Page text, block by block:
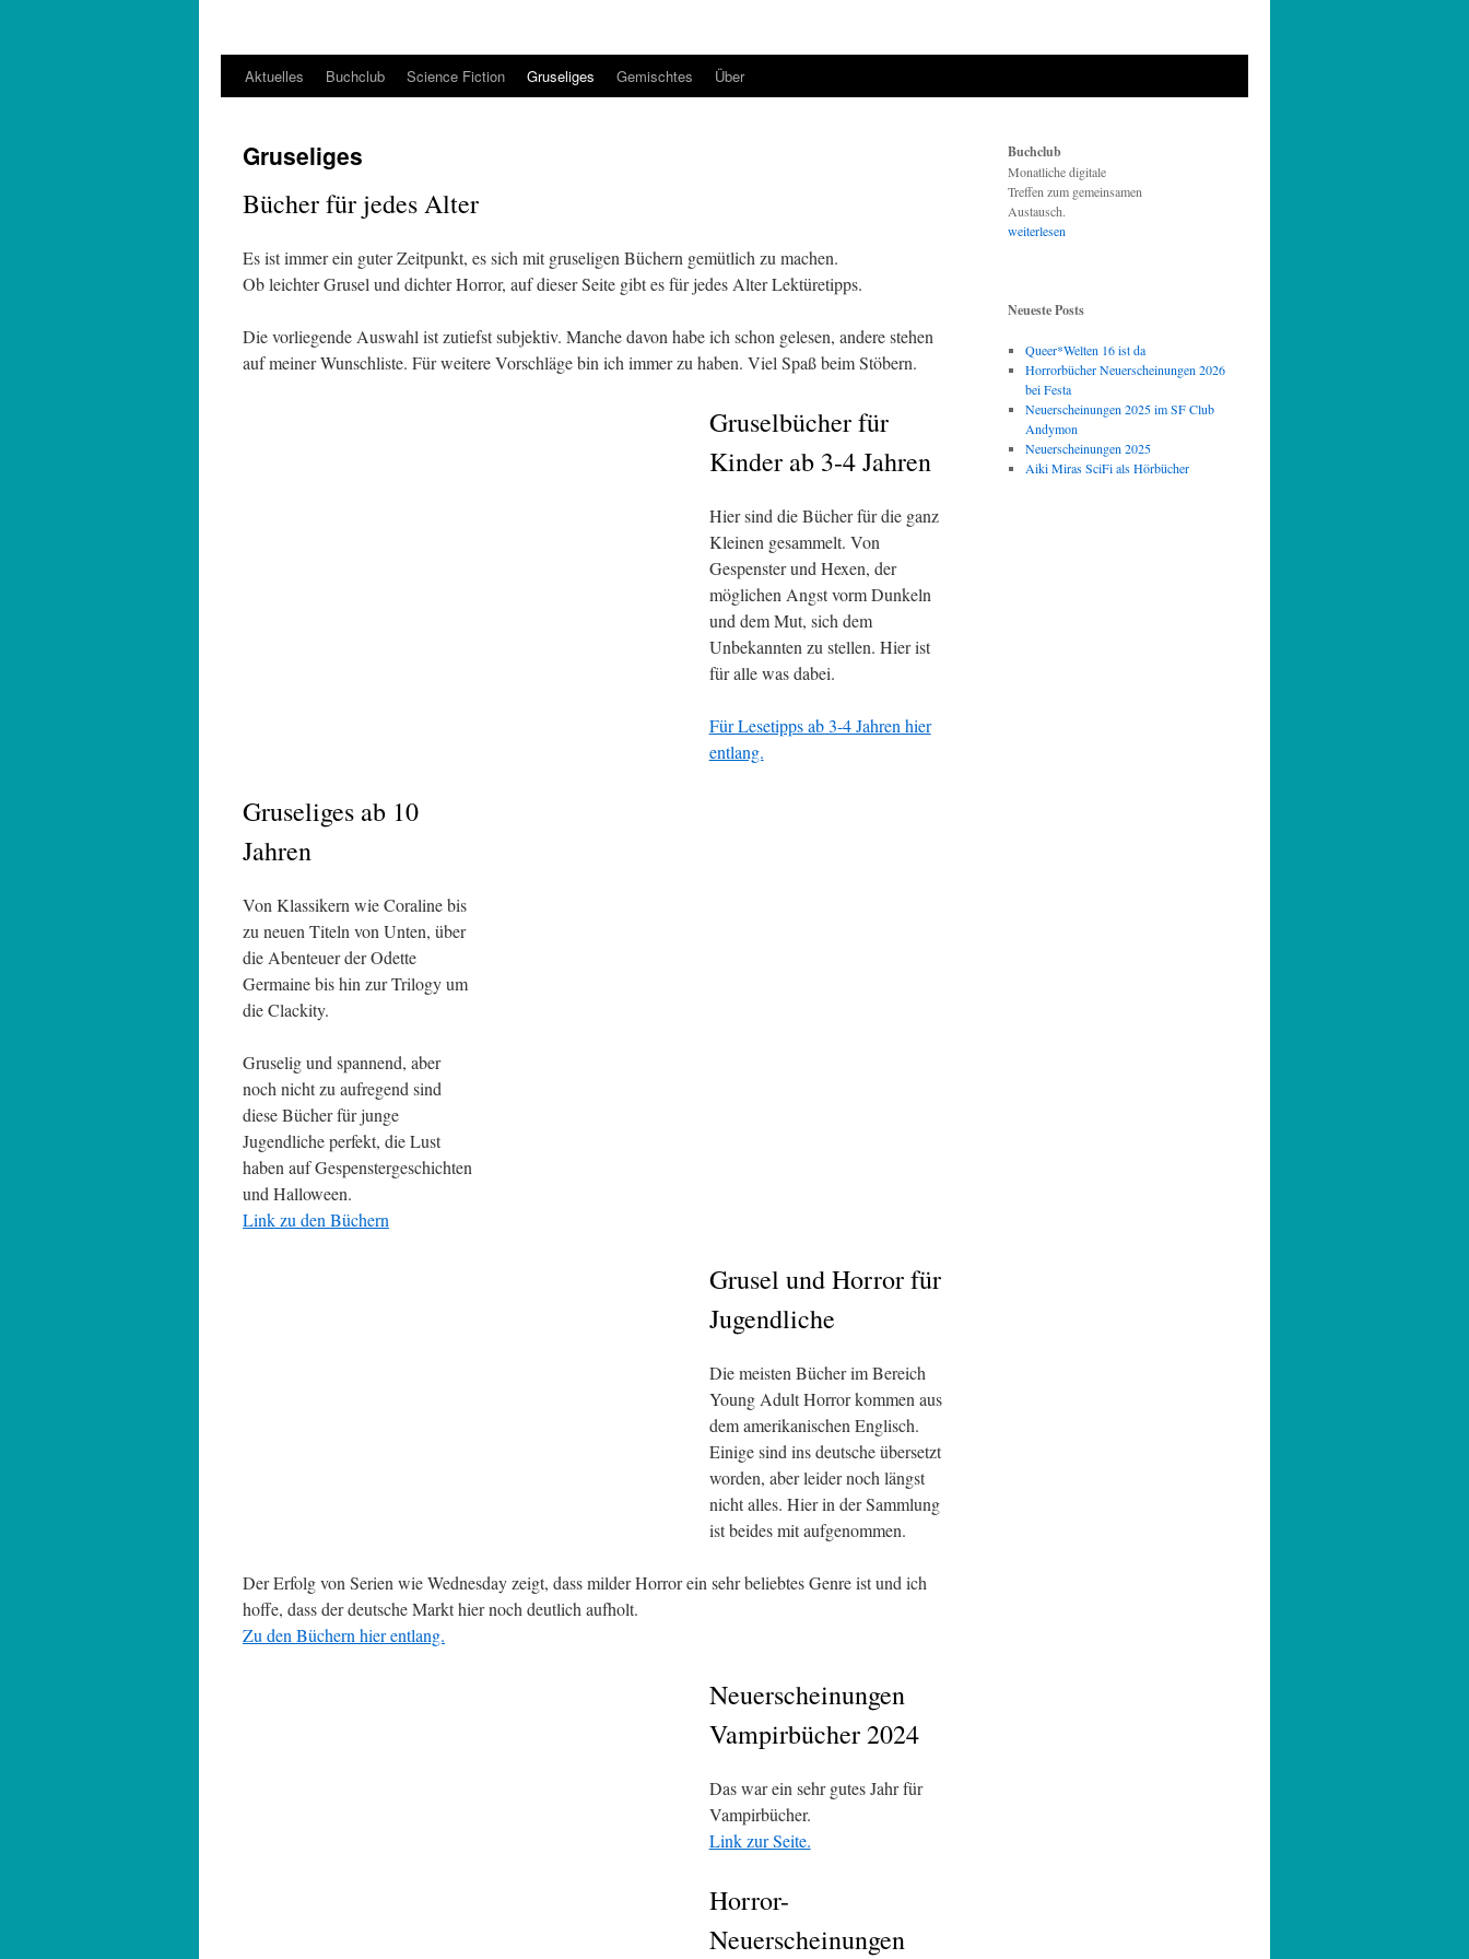
Aktuelles Buchclub Science Fiction Gruseliges Gemischtes Über
Gruseliges
Bücher für jedes Alter
Es ist immer ein guter Zeitpunkt, es sich mit gruseligen Büchern gemütlich zu machen.
Ob leichter Grusel und dichter Horror, auf dieser Seite gibt es für jedes Alter Lektüretipps.
Die vorliegende Auswahl ist zutiefst subjektiv. Manche davon habe ich schon gelesen, andere stehen
auf meiner Wunschliste. Für weitere Vorschläge bin ich immer zu haben. Viel Spaß beim Stöbern.
Gruselbücher für
Kinder ab 3-4 Jahren
Hier sind die Bücher für die ganz
Kleinen gesammelt. Von
Gespenster und Hexen, der
möglichen Angst vorm Dunkeln
und dem Mut, sich dem
Unbekannten zu stellen. Hier ist
für alle was dabei.
Für Lesetipps ab 3-4 Jahren hier
entlang.
Gruseliges ab 10
Jahren
Von Klassikern wie Coraline bis
zu neuen Titeln von Unten, über
die Abenteuer der Odette
Germaine bis hin zur Trilogy um
die Clackity.
Gruselig und spannend, aber
noch nicht zu aufregend sind
diese Bücher für junge
Jugendliche perfekt, die Lust
haben auf Gespenstergeschichten
und Halloween.
Link zu den Büchern
Grusel und Horror für
Jugendliche
Die meisten Bücher im Bereich
Young Adult Horror kommen aus
dem amerikanischen Englisch.
Einige sind ins deutsche übersetzt
worden, aber leider noch längst
nicht alles. Hier in der Sammlung
ist beides mit aufgenommen.
Der Erfolg von Serien wie Wednesday zeigt, dass milder Horror ein sehr beliebtes Genre ist und ich
hoffe, dass der deutsche Markt hier noch deutlich aufholt.
Zu den Büchern hier entlang.
Neuerscheinungen
Vampirbücher 2024
Das war ein sehr gutes Jahr für
Vampirbücher.
Link zur Seite.
Horror-
Neuerscheinungen
Buchclub
Monatliche digitale
Treffen zum gemeinsamen
Austausch.
weiterlesen
Neueste Posts
Queer*Welten 16 ist da
Horrorbücher Neuerscheinungen 2026
bei Festa
Neuerscheinungen 2025 im SF Club
Andymon
Neuerscheinungen 2025
Aiki Miras SciFi als Hörbücher